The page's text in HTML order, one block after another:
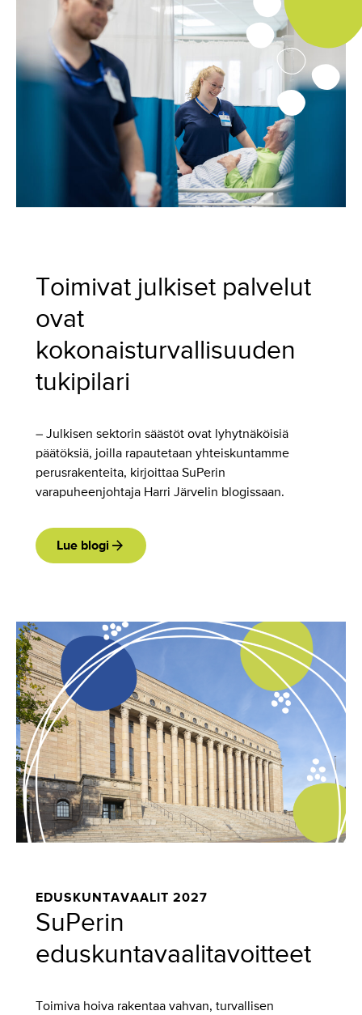
Toimivat julkiset palvelut
ovat
kokonaisturvallisuuden
tukipilari
– Julkisen sektorin säästöt ovat lyhytnäköisiä
päätöksiä, joilla rapautetaan yhteiskuntamme
perusrakenteita, kirjoittaa SuPerin
varapuheenjohtaja Harri Järvelin blogissaan.
Lue blogi
EDUSKUNTAVAALIT 2027
SuPerin
eduskuntavaalitavoitteet
Toimiva hoiva rakentaa vahvan, turvallisen